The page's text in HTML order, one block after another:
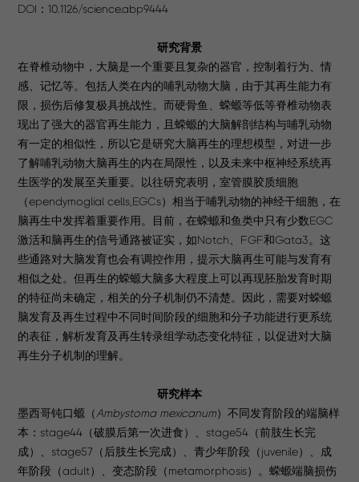
DOI：10.1126/science.abp9444
研究背景
在脊椎动物中，大脑是一个重要且复杂的器官，控制着行为、情
感、记忆等。包括人类在内的哺乳动物大脑，由于其再生能力有
限，损伤后修复极具挑战性。而硬骨鱼、蝾螈等低等脊椎动物表
现出了强大的器官再生能力，且蝾螈的大脑解剖结构与哺乳动物
有一定的相似性，所以它是研究大脑再生的理想模型，对进一步
了解哺乳动物大脑再生的内在局限性，以及未来中枢神经系统再
生医学的发展至关重要。以往研究表明，室管膜胶质细胞
（ependymoglial cells,EGCs）相当于哺乳动物的神经干细胞，在
脑再生中发挥着重要作用。目前，在蝾螈和鱼类中只有少数EGC
激活和脑再生的信号通路被证实，如Notch、FGF和Gata3。这
些通路对大脑发育也会有调控作用，提示大脑再生可能与发育有
相似之处。但再生的蝾螈大脑多大程度上可以再现胚胎发育时期
的特征尚未确定，相关的分子机制仍不清楚。因此，需要对蝾螈
脑发育及再生过程中不同时间阶段的细胞和分子功能进行更系统
的表征，解析发育及再生转录组学动态变化特征，以促进对大脑
再生分子机制的理解。
研究样本
墨西哥钝口螈（Ambystoma mexicanum）不同发育阶段的端脑样
本：stage44（破膜后第一次进食）、stage54（前肢生长完
成）、stage57（后肢生长完成）、青少年阶段（juvenile）、成
年阶段（adult）、变态阶段（metamorphosis）。蝾螈端脑损伤